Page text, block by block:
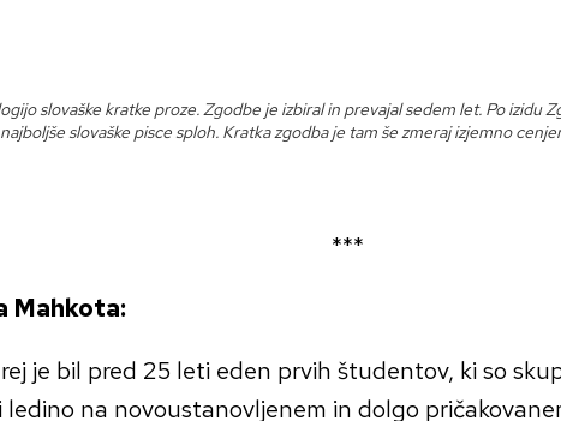
slovaške kratke proze. Zgodbe je izbiral in prevajal sedem let. Po
slovaške pisce sploh. Kratka zgodba je tam še zmeraj izjemno
***
Mahkota:
je bil pred 25 leti eden prvih študentov, ki so
ledino na novoustanovljenem in dolgo